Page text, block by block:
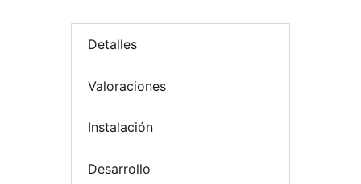
Detalles
Valoraciones
Instalación
Desarrollo